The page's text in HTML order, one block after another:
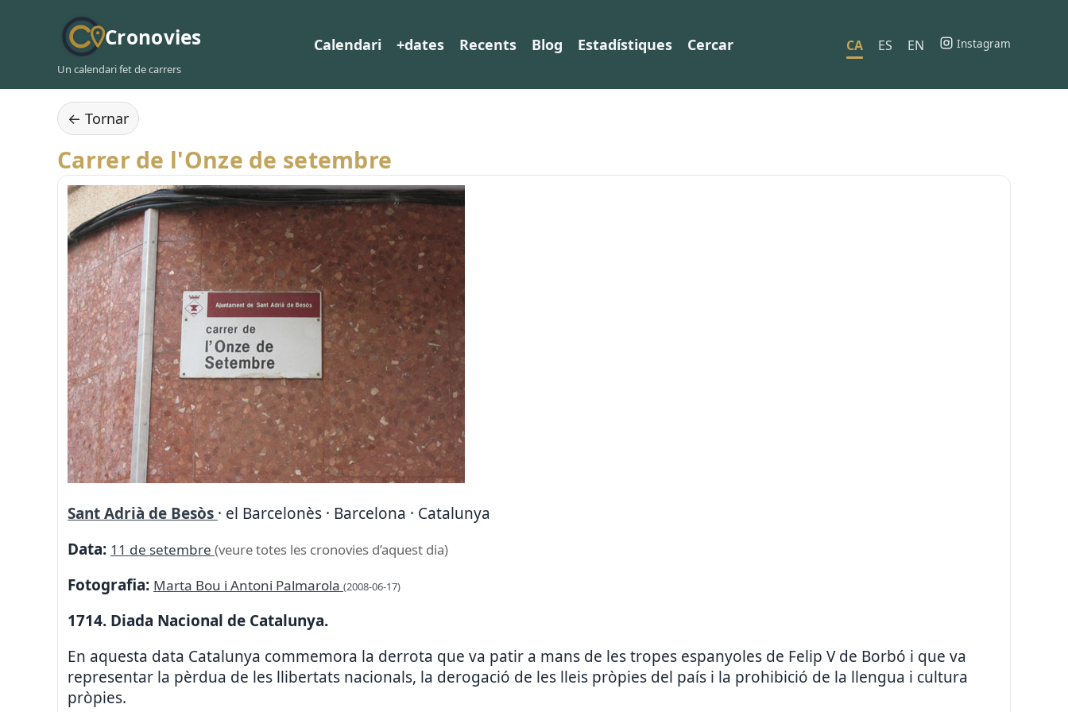
Cronovies
Un calendari fet de carrers
Calendari +dates Recents Blog Estadístiques Cercar CA ES EN Instagram
← Tornar
Carrer de l'Onze de setembre
Sant Adrià de Besòs · el Barcelonès · Barcelona · Catalunya
Data: 11 de setembre (veure totes les cronovies d’aquest dia)
Fotografia: Marta Bou i Antoni Palmarola (2008-06-17)
1714. Diada Nacional de Catalunya.
En aquesta data Catalunya commemora la derrota que va patir a mans de les tropes espanyoles de Felip V de Borbó i que va
representar la pèrdua de les llibertats nacionals, la derogació de les lleis pròpies del país i la prohibició de la llengua i cultura
pròpies.